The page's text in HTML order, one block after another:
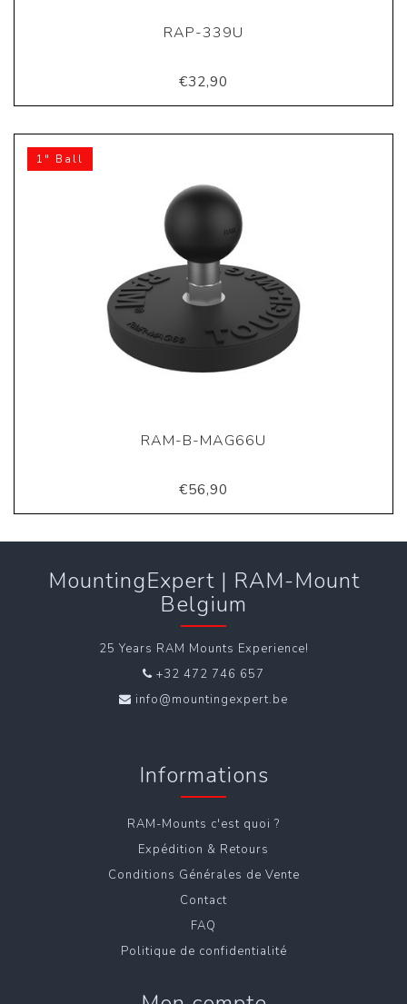
RAP-339U
€32,90
1" Ball
RAM-B-MAG66U
€56,90
MountingExpert | RAM-Mount
Belgium
25 Years RAM Mounts Experience!
+32 472 746 657
info@mountingexpert.be
Informations
RAM-Mounts c'est quoi ?
Expédition & Retours
Conditions Générales de Vente
Contact
FAQ
Politique de confidentialité